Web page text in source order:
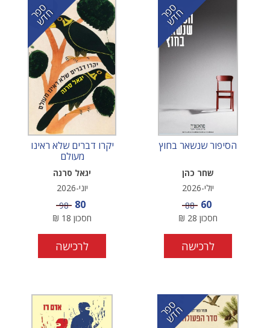
ס
פ
ר
ח
ד
ש
הסיפור שנשאר בחוץ
שחר כהן
יולי-2026
מחיר מבצע
60 מחיר
88
חסכון 28
₪
לרכישה
ס
פ
ר
ח
ד
ש
יקרו דברים שלא ראינו
מעולם
יגאל סרנה
יוני-2026
מחיר מבצע
80 מחיר
98
חסכון 18
₪
לרכישה
ס
פ
ר
ח
ד
ש